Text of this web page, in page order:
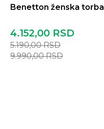
Benetton ženska torba
4.152,00 RSD
5.190,00RSD
9.990,00RSD